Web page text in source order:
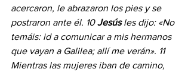
acercaron, le abrazaron los pies y se
postraron ante él. 10 Jesús les dijo: «No
temáis: id a comunicar a mis hermanos
que vayan a Galilea; allí me verán». 11
Mientras las mujeres iban de camino,